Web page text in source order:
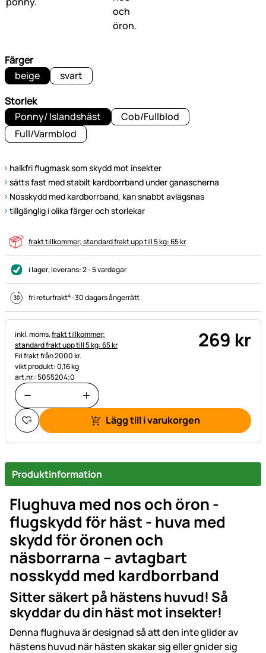
Färger
beige
svart
Storlek
Ponny/ Islandshäst
Cob/Fullblod
Full/Varmblod
halkfri flugmask som skydd mot insekter
sätts fast med stabilt kardborrband under ganascherna
Nosskydd med kardborrband, kan snabbt avlägsnas
tillgänglig i olika färger och storlekar
frakt tillkommer; standard frakt upp till 5 kg: 65 kr
i lager, leverans:2 - 5 vardagar
fri returfrakt4-30 dagars ångerrätt
Skatteinformation:
inkl. moms,frakt tillkommer;
standard frakt upp till 5 kg: 65 kr
Fri frakt från 2000 kr.
vikt produkt: 0,16 kg
art.nr.: 5055204;0
269 kr
Lägg till i varukorgen
Produktinformation
Flughuva med nos och öron -
flugskydd för häst - huva med
skydd för öronen och
näsborrarna – avtagbart
nosskydd med kardborrband
Sitter säkert på hästens huvud! Så
skyddar du din häst mot insekter!
Denna flughuva är designad så att den inte glider av
hästens huvud när hästen skakar sig eller gnider sig